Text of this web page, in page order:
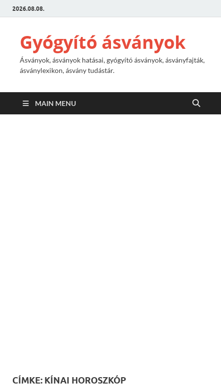
2026.08.08.
Gyógyító ásványok
Ásványok, ásványok hatásai, gyógyító ásványok, ásványfajták,
ásványlexikon, ásvány tudástár.
MAIN MENU
CÍMKE: KÍNAI HOROSZKÓP